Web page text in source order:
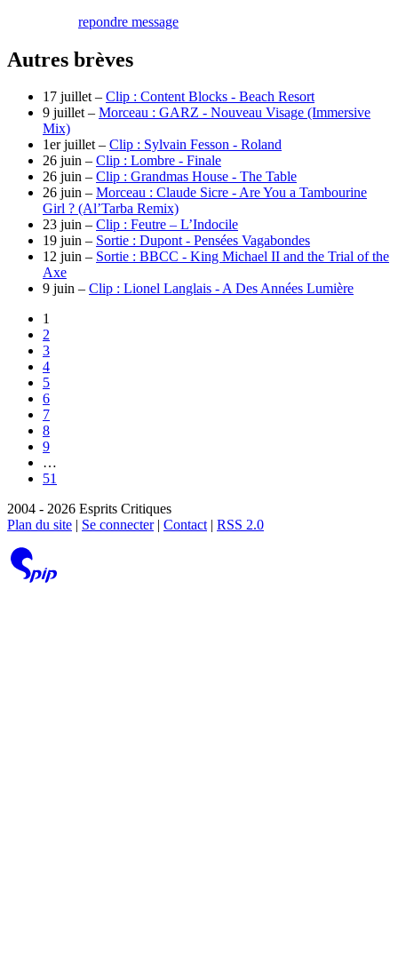
repondre message
Autres brèves
17 juillet – Clip : Content Blocks - Beach Resort
9 juillet – Morceau : GARZ - Nouveau Visage (Immersive
Mix)
1er juillet – Clip : Sylvain Fesson - Roland
26 juin – Clip : Lombre - Finale
26 juin – Clip : Grandmas House - The Table
26 juin – Morceau : Claude Sicre - Are You a Tambourine
Girl ? (Al’Tarba Remix)
23 juin – Clip : Feutre – L’Indocile
19 juin – Sortie : Dupont - Pensées Vagabondes
12 juin – Sortie : BBCC - King Michael II and the Trial of the
Axe
9 juin – Clip : Lionel Langlais - A Des Années Lumière
1
2
3
4
5
6
7
8
9
…
51
2004 - 2026 Esprits Critiques
Plan du site | Se connecter| Contact| RSS 2.0